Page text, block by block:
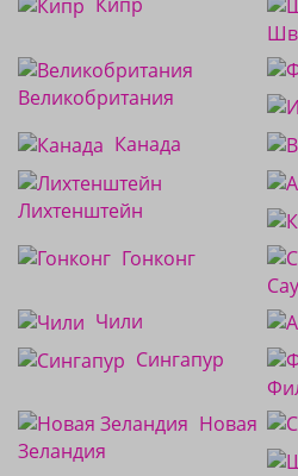
Великобритания
Канада
Лихтенштейн
Гонконг
Чили
Сингапур
Новая
Зеландия